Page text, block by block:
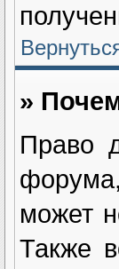
»
Право
может
Также